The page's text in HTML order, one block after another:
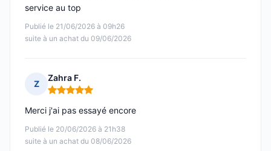
Publié le 21/06/2026 à 09h26
suite à un achat du 09/06/2026
service au top
Z
Zahra F.
Note : 5 sur 5
Publié le 20/06/2026 à 21h38
suite à un achat du 08/06/2026
Merci j'ai pas essayé encore